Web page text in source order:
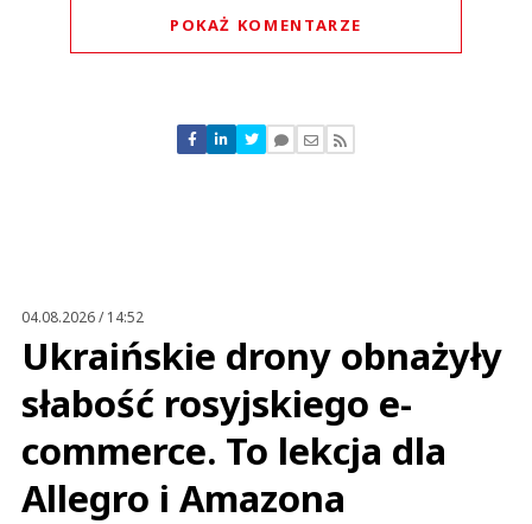
POKAŻ KOMENTARZE
Nie znaleziono komentarzy
Zostaw swoje komentarze
04.08.2026 / 14:52
Ukraińskie drony obnażyły
słabość rosyjskiego e-
commerce. To lekcja dla
Allegro i Amazona